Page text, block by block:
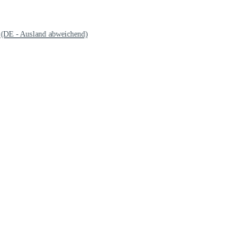
(DE - Ausland abweichend)